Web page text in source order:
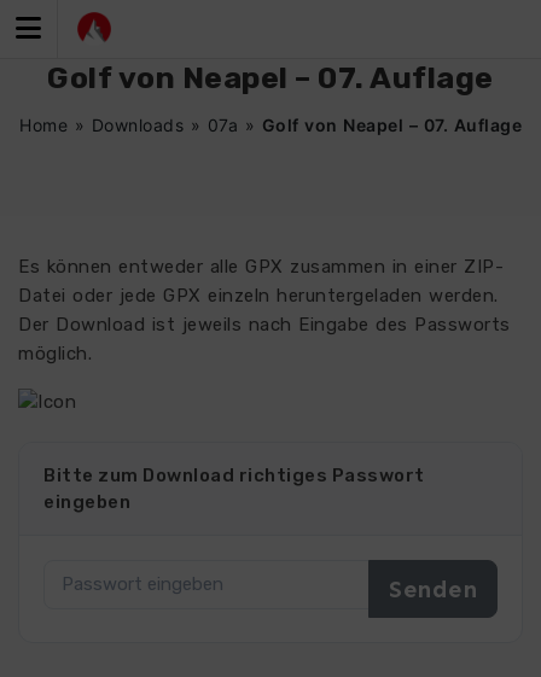
Inhalt
Golf von Neapel – 07. Auflage
Home » Downloads » 07a » Golf von Neapel – 07. Auflage
Es können entweder alle GPX zusammen in einer ZIP-
Datei oder jede GPX einzeln heruntergeladen werden.
Der Download ist jeweils nach Eingabe des Passworts
möglich.
Bitte zum Download richtiges Passwort
eingeben